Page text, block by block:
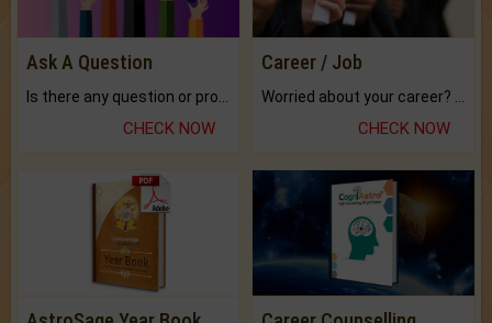
Ask A Question
CHECK NOW
Career / Job
CHECK NOW